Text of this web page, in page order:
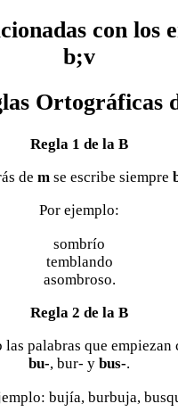
con los
b;v
Ortográficas
Regla 1 de la B
de m se escribe siempre
Por ejemplo:
sombrío
temblando
asombroso.
Regla 2 de la B
las palabras que empiezan
bu-, bur- y bus-.
bujía, burbuja,